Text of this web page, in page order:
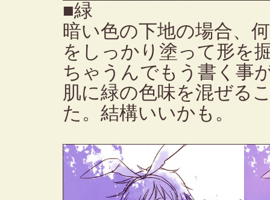
■緑
暗い色の下地の場合、
をしっかり塗って形を
ちゃうんでもう書く事
肌に緑の色味を混ぜる
た。結構いいかも。